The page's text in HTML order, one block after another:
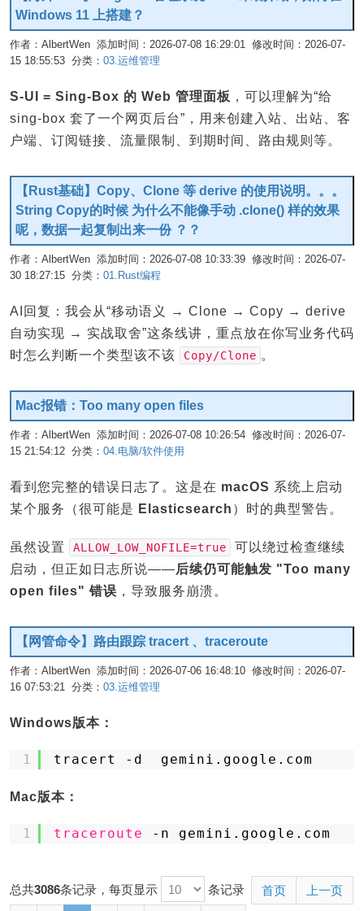
Windows 11 上搭建？
作者：AlbertWen 添加时间：2026-07-08 16:29:01 修改时间：2026-07-
15 18:55:53 分类： 03.运维管理
S-UI = Sing-Box 的 Web 管理面板 ，可以理解为“给
sing-box 套了一个网页后台”，用来创建入站、出站、客
户端、订阅链接、流量限制、到期时间、路由规则等。
【Rust基础】Copy、Clone 等 derive 的使用说明。。。
String Copy的时候 为什么不能像手动 .clone() 样的效果
呢，数据一起复制出来一份 ？？
作者：AlbertWen 添加时间：2026-07-08 10:33:39 修改时间：2026-07-
30 18:27:15 分类： 01.Rust编程
AI回复：我会从“移动语义 → Clone → Copy → derive
自动实现 → 实战取舍”这条线讲，重点放在你写业务代码
时怎么判断一个类型该不该
Copy/Clone 。
Mac报错：Too many open files
作者：AlbertWen 添加时间：2026-07-08 10:26:54 修改时间：2026-07-
15 21:54:12 分类： 04.电脑/软件使用
看到您完整的错误日志了。这是在 macOS 系统上启动
某个服务（很可能是 Elasticsearch ）时的典型警告。
虽然设置 ALLOW_LOW_NOFILE=true
可以绕过检查继续
启动，但正如日志所说——后续仍可能触发 "Too many
open files" 错误 ，导致服务崩溃。
【网管命令】路由跟踪 tracert 、traceroute
作者：AlbertWen 添加时间：2026-07-06 16:48:10 修改时间：2026-07-
16 07:53:21 分类： 03.运维管理
Windows版本：
1 tracert -d  gemini.google.com
Mac版本：
1 traceroute -n gemini.google.com
总共3086条记录，每页显示 条记录 首页 上一页